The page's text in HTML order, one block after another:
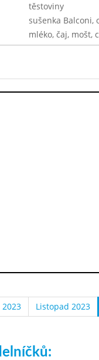
těstoviny
sušenka Balconi,
mléko, čaj, mošt,
2023 Listopad 2023